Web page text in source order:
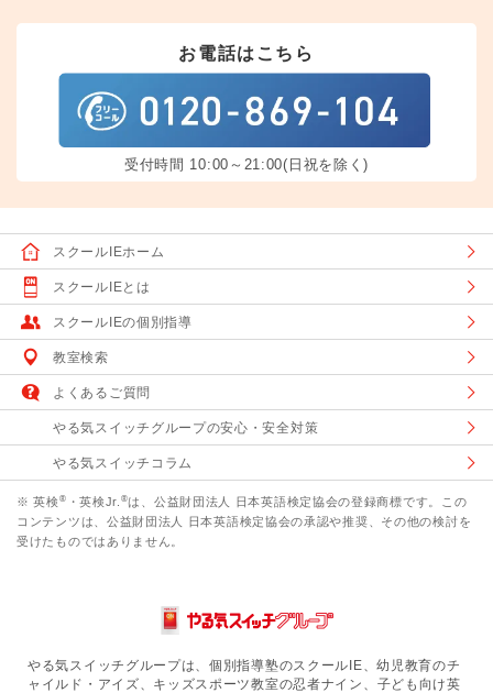
お電話はこちら
受付時間 10:00～21:00(日祝を除く)
スクールIEホーム
スクールIEとは
スクールIEの個別指導
教室検索
よくあるご質問
やる気スイッチグループの安心・安全対策
やる気スイッチコラム
※ 英検 ® ・英検Jr. ®は、公益財団法人 日本英語検定協会の登録商標です。この
コンテンツは、公益財団法人 日本英語検定協会の承認や推奨、その他の検討を
受けたものではありません。
やる気スイッチグループは、個別指導塾のスクールIE、幼児教育のチ
ャイルド・アイズ、キッズスポーツ教室の忍者ナイン、子ども向け英